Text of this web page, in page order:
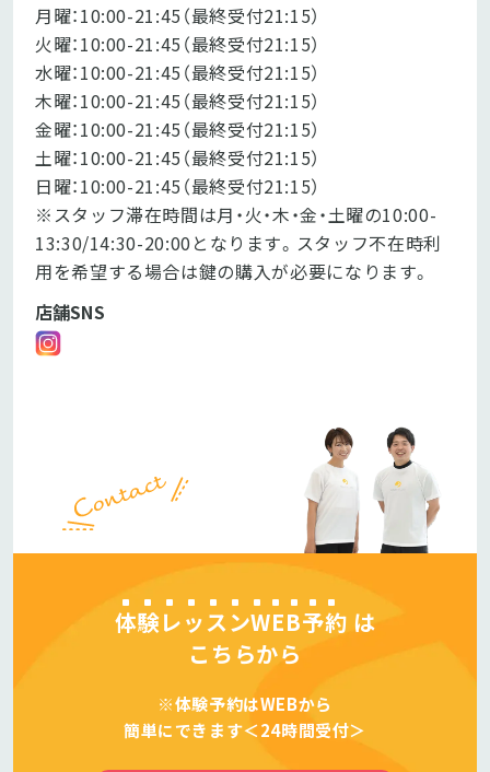
月曜：10:00-21:45（最終受付21:15）
火曜：10:00-21:45（最終受付21:15）
水曜：10:00-21:45（最終受付21:15）
木曜：10:00-21:45（最終受付21:15）
金曜：10:00-21:45（最終受付21:15）
土曜：10:00-21:45（最終受付21:15）
日曜：10:00-21:45（最終受付21:15）
※スタッフ滞在時間は月・火・木・金・土曜の10:00-
13:30/14:30-20:00となります。スタッフ不在時利
用を希望する場合は鍵の購入が必要になります。
店舗SNS
体験レッスンWEB予約 は
こちらから
※体験予約はWEBから
簡単にできます＜24時間受付＞